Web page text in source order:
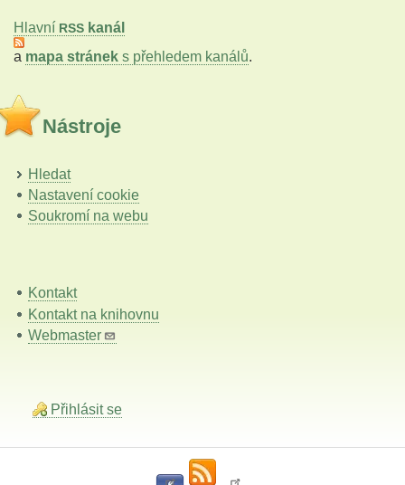
Hlavní RSS kanál
a mapa stránek s přehledem kanálů.
Nástroje
Hledat
Nastavení cookie
Soukromí na webu
Kontakt
Kontakt na knihovnu
Webmaster
Přihlásit se